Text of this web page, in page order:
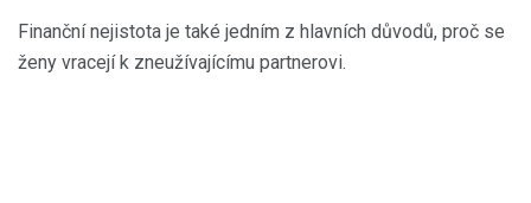
Finanční nejistota je také jedním z hlavních důvodů, proč se
ženy vracejí k zneužívajícímu partnerovi.